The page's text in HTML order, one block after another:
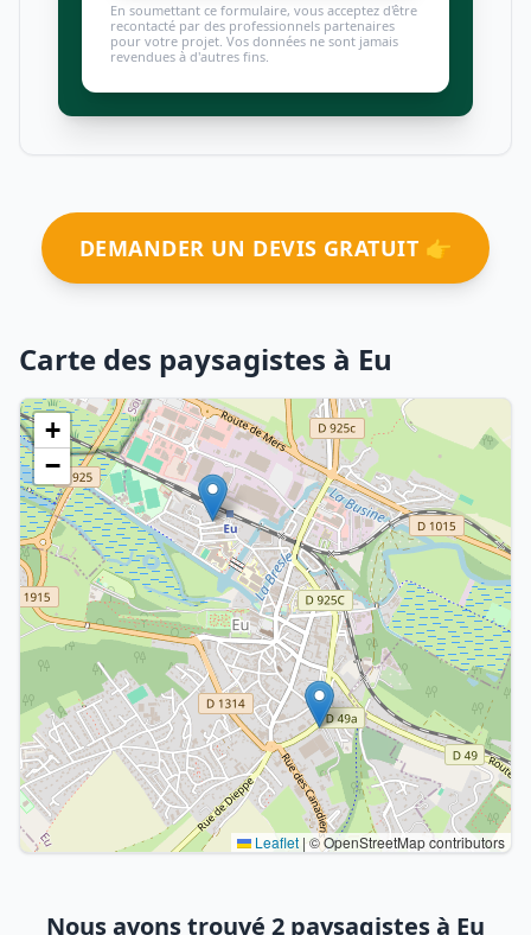
En soumettant ce formulaire, vous acceptez d'être
recontacté par des professionnels partenaires
pour votre projet. Vos données ne sont jamais
revendues à d'autres fins.
DEMANDER UN DEVIS GRATUIT 👉
Carte des paysagistes à Eu
+
−
Leaflet |© OpenStreetMap contributors
Nous avons trouvé 2 paysagistes à Eu